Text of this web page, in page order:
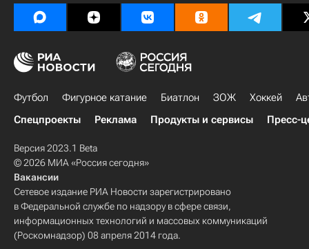
Футбол Фигурное катание Биатлон ЗОЖ Хоккей
Спецпроекты
Реклама Продукты и сервисы Пресс-
Версия 2023.1 Beta
© 2026 МИА «Россия сегодня»
Вакансии
Сетевое издание РИА Новости зарегистрировано
в Федеральной службе по надзору в сфере связи,
информационных технологий и массовых коммуникаций
(Роскомнадзор) 08 апреля 2014 года.